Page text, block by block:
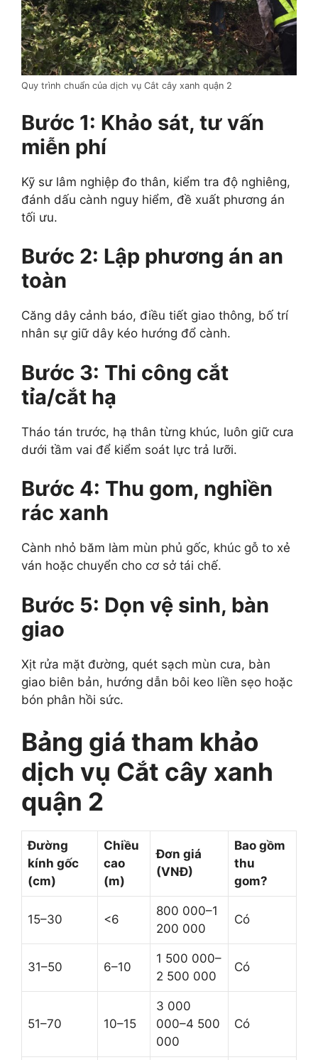
Quy trình chuẩn của dịch vụ Cắt cây xanh quận 2
Bước 1: Khảo sát, tư vấn
miễn phí
Kỹ sư lâm nghiệp đo thân, kiểm tra độ nghiêng,
đánh dấu cành nguy hiểm, đề xuất phương án
tối ưu.
Bước 2: Lập phương án an
toàn
Căng dây cảnh báo, điều tiết giao thông, bố trí
nhân sự giữ dây kéo hướng đổ cành.
Bước 3: Thi công cắt
tỉa/cắt hạ
Tháo tán trước, hạ thân từng khúc, luôn giữ cưa
dưới tầm vai để kiểm soát lực trả lưỡi.
Bước 4: Thu gom, nghiền
rác xanh
Cành nhỏ băm làm mùn phủ gốc, khúc gỗ to xẻ
ván hoặc chuyển cho cơ sở tái chế.
Bước 5: Dọn vệ sinh, bàn
giao
Xịt rửa mặt đường, quét sạch mùn cưa, bàn
giao biên bản, hướng dẫn bôi keo liền sẹo hoặc
bón phân hồi sức.
Bảng giá tham khảo
dịch vụ Cắt cây xanh
quận 2
Đường
kính gốc
(cm)
Chiều
cao
(m)
Đơn giá
(VNĐ)
Bao gồm
thu
gom?
15–30 <6
800 000–1
200 000
Có
31–50 6–10
1 500 000–
2 500 000
Có
51–70 10–15
3 000
000–4 500
000
Có